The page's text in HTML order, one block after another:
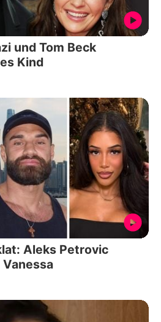
und Tom Beck
Kind
Aleks Petrovic